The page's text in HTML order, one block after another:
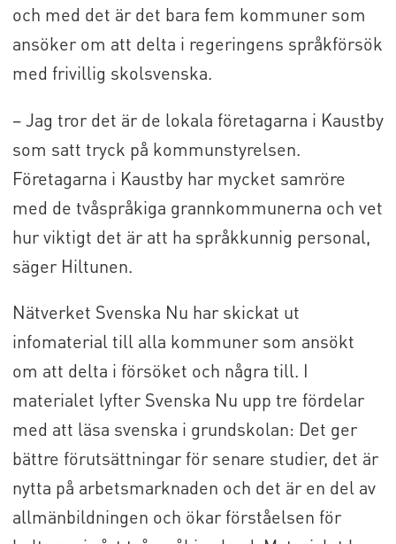
och med det är det bara fem kommuner som
ansöker om att delta i regeringens språkförsök
med frivillig skolsvenska.
– Jag tror det är de lokala företagarna i Kaustby
som satt tryck på kommunstyrelsen.
Företagarna i Kaustby har mycket samröre
med de tvåspråkiga grannkommunerna och vet
hur viktigt det är att ha språkkunnig personal,
säger Hiltunen.
Nätverket Svenska Nu har skickat ut
infomaterial till alla kommuner som ansökt
om att delta i försöket och några till. I
materialet lyfter Svenska Nu upp tre fördelar
med att läsa svenska i grundskolan: Det ger
bättre förutsättningar för senare studier, det är
nytta på arbetsmarknaden och det är en del av
allmänbildningen och ökar förståelsen för